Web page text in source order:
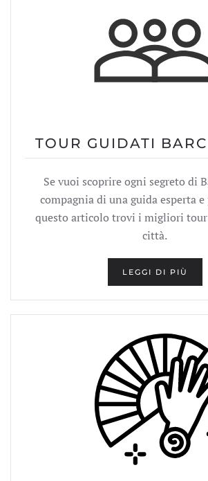
TOUR GUIDATI
Se vuoi scoprire ogni segreto di
compagnia di una guida esperta
questo articolo trovi i migliori
città.
LEGGI DI PIÙ